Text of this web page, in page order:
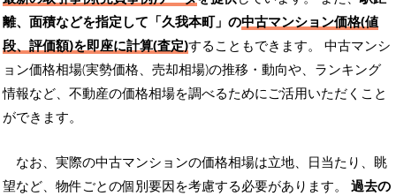
離、面積などを指定して「久我本町」の中古マンション価格(値
段、評価額)を即座に計算(査定)することもできます。 中古マンシ
ョン価格相場(実勢価格、売却相場)の推移・動向や、ランキング
情報など、不動産の価格相場を調べるためにご活用いただくこと
ができます。
なお、実際の中古マンションの価格相場は立地、日当たり、眺
望など、物件ごとの個別要因を考慮する必要があります。 過去の